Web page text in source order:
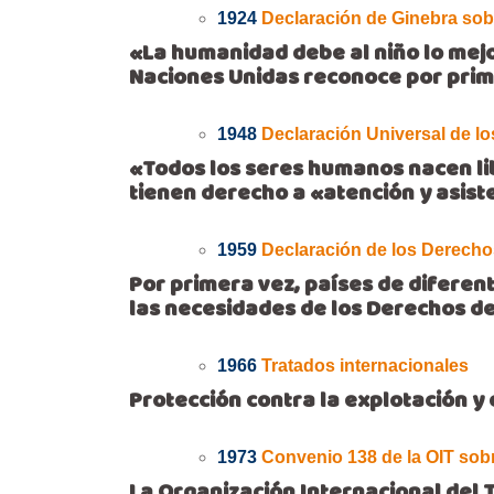
1924 Declaración de Ginebra
«La humanidad debe al niño lo
Naciones Unidas reconoce por
1948 Declaración Universal de
«Todos los seres humanos nacen
tienen derecho a «atención y
1959 Declaración de los
Por primera vez, países de
las necesidades de los Derechos
1966 Tratados internacionales
Protección contra la explotación
1973 Convenio 138 de la OIT